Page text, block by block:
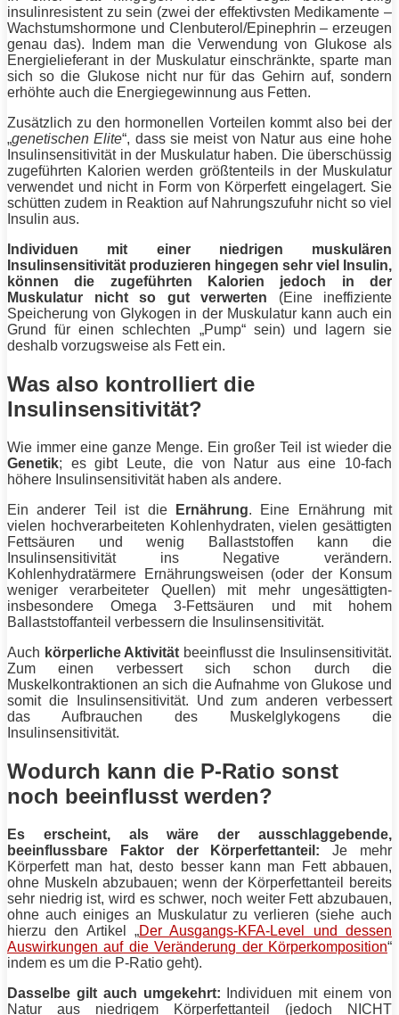
insulinresistent zu sein (zwei der effektivsten Medikamente –
Wachstumshormone und Clenbuterol/Epinephrin – erzeugen
genau das). Indem man die Verwendung von Glukose als
Energielieferant in der Muskulatur einschränkte, sparte man
sich so die Glukose nicht nur für das Gehirn auf, sondern
erhöhte auch die Energiegewinnung aus Fetten.
Zusätzlich zu den hormonellen Vorteilen kommt also bei der
„genetischen Elite“, dass sie meist von Natur aus eine hohe
Insulinsensitivität in der Muskulatur haben. Die überschüssig
zugeführten Kalorien werden größtenteils in der Muskulatur
verwendet und nicht in Form von Körperfetteingelagert. Sie
schütten zudem in Reaktion auf Nahrungszufuhr nicht so viel
Insulin aus.
Individuen mit einer niedrigen muskulären
Insulinsensitivität produzieren hingegen sehr viel Insulin,
können die zugeführten Kalorien jedoch in der
Muskulatur nicht so gut verwerten (Eine ineffiziente
Speicherung von Glykogen in der Muskulatur kann auch ein
Grund für einen schlechten „Pump“ sein) und lagern sie
deshalb vorzugsweise als Fettein.
Was also kontrolliert die
Insulinsensitivität?
Wie immer eine ganze Menge. Ein großer Teil ist wieder die
Genetik; es gibt Leute, die von Natur aus eine 10-fach
höhere Insulinsensitivität haben als andere.
Ein anderer Teil ist die
Ernährung. Eine Ernährung mit
vielen hochverarbeiteten Kohlenhydraten, vielen gesättigten
Fettsäuren und wenig Ballaststoffen kann die
Insulinsensitivität ins Negative verändern.
Kohlenhydratärmere Ernährungsweisen (oder der Konsum
weniger verarbeiteter Quellen) mit mehr ungesättigten-
insbesondere Omega 3-Fettsäuren und mit hohem
Ballaststoffanteil verbessern die Insulinsensitivität.
Auch körperliche Aktivität beeinflusst die Insulinsensitivität.
Zum einen verbessert sich schon durch die
Muskelkontraktionen an sich die Aufnahme von Glukose und
somit die Insulinsensitivität. Und zum anderen verbessert
das Aufbrauchen des Muskelglykogens die
Insulinsensitivität.
Wodurch kann die P-Ratio sonst
noch beeinflusst werden?
Es erscheint, als wäre der ausschlaggebende,
beeinflussbare Faktor der
Körperfettanteil : Je mehr
Körperfettman hat, desto besser kann man Fettabbauen,
ohne Muskeln abzubauen; wenn der Körperfettanteil
bereits
sehr niedrig ist, wird es schwer, noch weiter Fettabzubauen,
ohne auch einiges an Muskulatur zu verlieren (siehe auch
hierzu den Artikel „Der Ausgangs-KFA-Level und dessen
Auswirkungen auf die Veränderung der Körperkomposition“
indem es um die P-Ratio geht).
Dasselbe gilt auch umgekehrt: Individuen mit einem von
Natur aus niedrigem
Körperfettanteil
(jedoch NICHT